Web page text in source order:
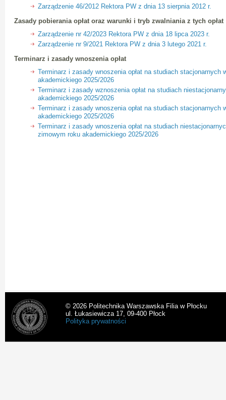
Zarządzenie 46/2012 Rektora PW z dnia 13 sierpnia 2012 r.
Zasady pobierania opłat oraz warunki i tryb zwalniania z tych opłat
Zarządzenie nr 42/2023 Rektora PW z dnia 18 lipca 2023 r.
Zarządzenie nr 9/2021 Rektora PW z dnia 3 lutego 2021 r.
Terminarz i zasady wnoszenia opłat
Terminarz i zasady wnoszenia opłat na studiach stacjonarnych
akademickiego 2025/2026
Terminarz i zasady wznoszenia opłat na studiach
akademickiego 2025/2026
Terminarz i zasady wnoszenia opłat na studiach stacjonarnych
akademickiego 2025/2026
Terminarz i zasady wnoszenia opłat na studiach
zimowym roku akademickiego 2025/2026
© 2026 Politechnika Warszawska Filia w Płocku
ul. Łukasiewicza 17, 09-400 Płock
Polityka prywatności